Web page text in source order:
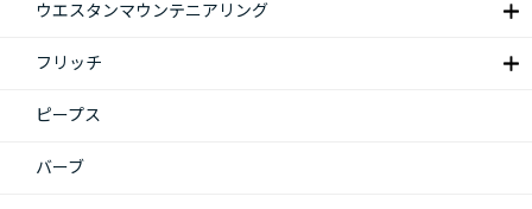
ウエスタンマウンテニアリング
フリッチ
ピープス
バーブ